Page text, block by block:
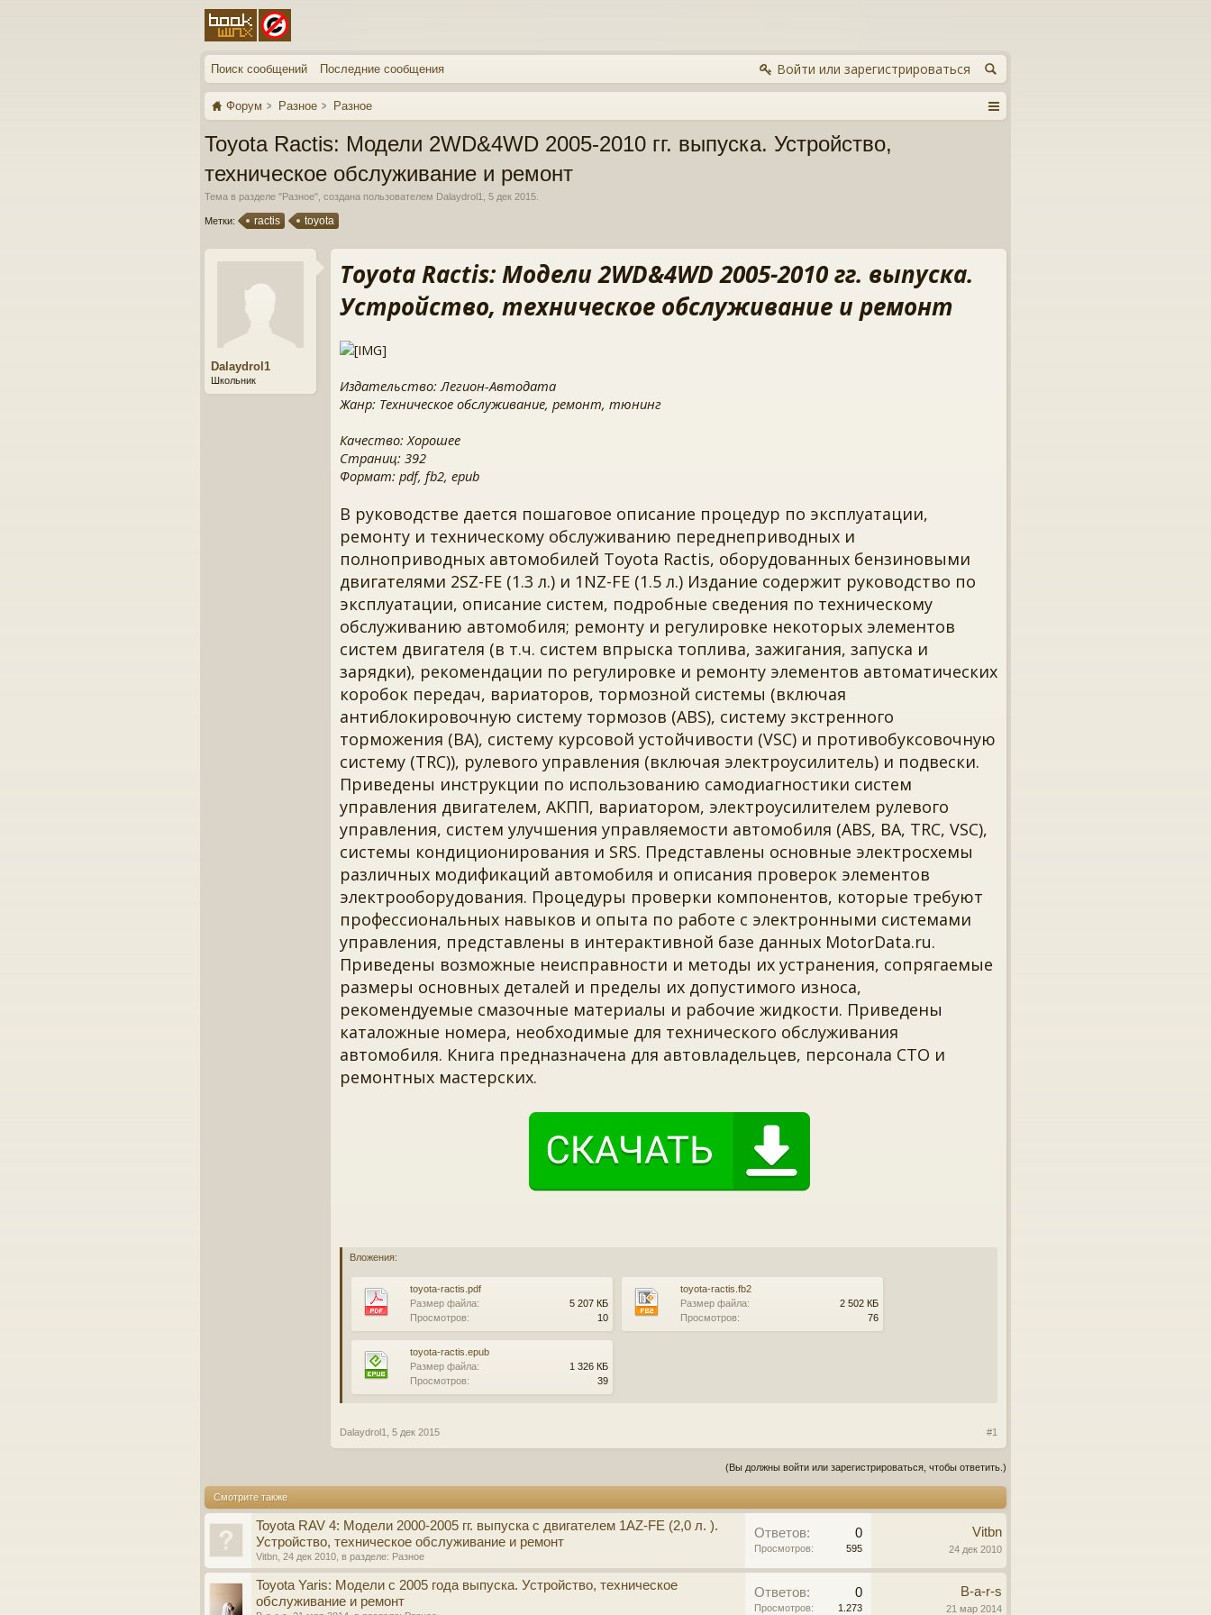
Поиск сообщений Последние сообщения Войти или зарегистрироваться
Форум Разное Разное
Toyota Ractis: Модели 2WD&4WD 2005-2010 гг. выпуска. Устройство,
техническое обслуживание и ремонт
Тема в разделе "Разное", создана пользователем Dalaydrol1 5 дек 2015
Метки: ractis toyota
Dalaydrol1
Школьник
Toyota Ractis: Модели 2WD&4WD 2005-2010 гг. выпуска.
Устройство, техническое обслуживание и ремонт
Издательство: Легион-Автодата
Жанр: Техническое обслуживание, ремонт, тюнинг
Качество: Хорошее
Страниц: 392
Формат: pdf, fb2, epub
В руководстве дается пошаговое описание процедур по эксплуатации,
ремонту и техническому обслуживанию переднеприводных и
полноприводных автомобилей Toyota Ractis, оборудованных бензиновыми
двигателями 2SZ-FE (1.3 л.) и 1NZ-FE (1.5 л.) Издание содержит руководство по
эксплуатации, описание систем, подробные сведения по техническому
обслуживанию автомобиля; ремонту и регулировке некоторых элементов
систем двигателя (в т.ч. систем впрыска топлива, зажигания, запуска и
зарядки), рекомендации по регулировке и ремонту элементов автоматических
коробок передач, вариаторов, тормозной системы (включая
антиблокировочную систему тормозов (ABS), систему экстренного
торможения (ВА), систему курсовой устойчивости (VSC) и противобуксовочную
систему (TRC)), рулевого управления (включая электроусилитель) и подвески.
Приведены инструкции по использованию самодиагностики систем
управления двигателем, АКПП, вариатором, электроусилителем рулевого
управления, систем улучшения управляемости автомобиля (ABS, BA, TRC, VSC),
системы кондиционирования и SRS. Представлены основные электросхемы
различных модификаций автомобиля и описания проверок элементов
электрооборудования. Процедуры проверки компонентов, которые требуют
профессиональных навыков и опыта по работе с электронными системами
управления, представлены в интерактивной базе данных MotorData.ru.
Приведены возможные неисправности и методы их устранения, сопрягаемые
размеры основных деталей и пределы их допустимого износа,
рекомендуемые смазочные материалы и рабочие жидкости. Приведены
каталожные номера, необходимые для технического обслуживания
автомобиля. Книга предназначена для автовладельцев, персонала СТО и
ремонтных мастерских.
Вложения:
toyota-ractis.pdf
Размер файла:
5 207 КБ
Просмотров:
10
toyota-ractis.fb2
Размер файла:
2 502 КБ
Просмотров:
76
toyota-ractis.epub
Размер файла:
1 326 КБ
Просмотров:
39
Dalaydrol1 5 дек 2015 #1
(Вы должны войти или зарегистрироваться, чтобы ответить.)
Смотрите также
Toyota RAV 4: Модели 2000-2005 гг. выпуска с двигателем 1AZ-FE (2,0 л. ).
Устройство, техническое обслуживание и ремонт
Vitbn 24 дек 2010 , в разделе: Разное
Ответов: 0
Просмотров: 595
Vitbn
24 дек 2010
Toyota Yaris: Модели с 2005 года выпуска. Устройство, техническое
обслуживание и ремонт
Ответов: 0
Просмотров: 1.273
B-a-r-s
21 мар 2014